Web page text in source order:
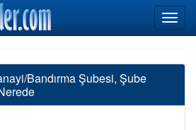
Bandırma Şubesi, Şube